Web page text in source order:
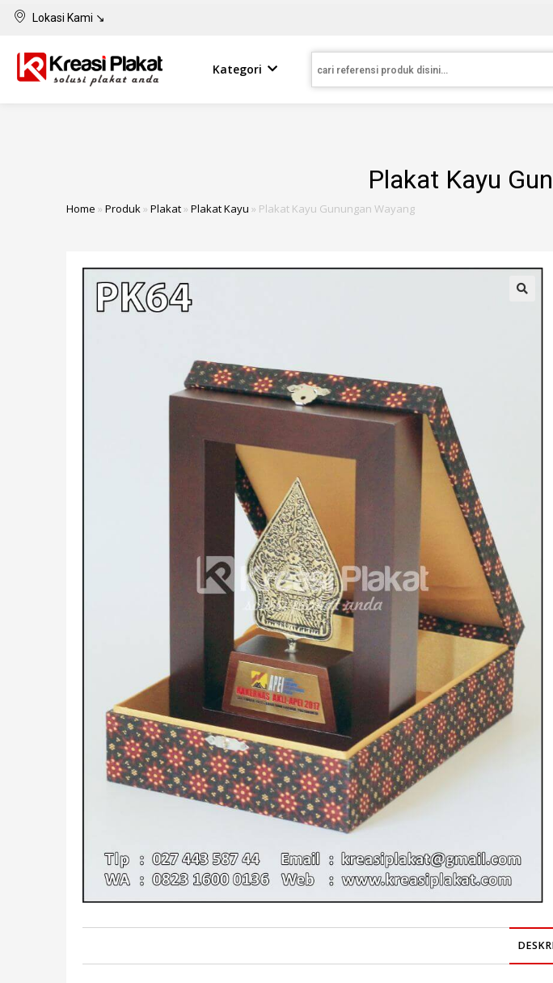
Lokasi Kami ↘
Kategori
Plakat Kayu
Home » Produk» Plakat» Plakat Kayu » Plakat Kayu Gunungan Wayang